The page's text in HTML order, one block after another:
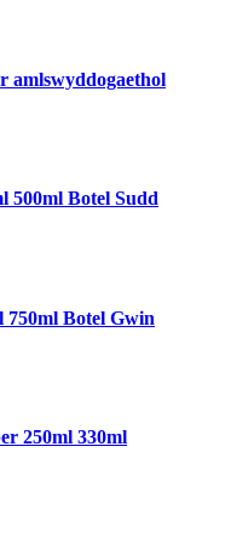
amlswyddogaethol
500ml Botel Sudd
750ml Botel Gwin
250ml 330ml